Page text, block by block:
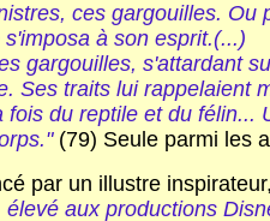
ces gargouilles. Ou
à son esprit.(...)
gargouilles, s'attardant
Ses traits lui rappelaient
du reptile et du
(79) Seule parmi les
par un illustre
aux productions